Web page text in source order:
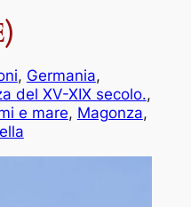
, Germania
del XV-XIX secolo.
e mare, Magonza